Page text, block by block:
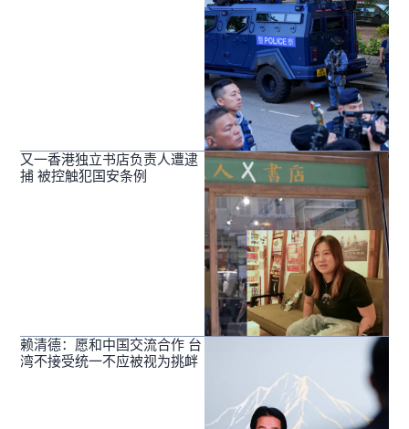
又一香港独立书店负责人遭逮
捕 被控触犯国安条例
赖清德：愿和中国交流合作 台
湾不接受统一不应被视为挑衅